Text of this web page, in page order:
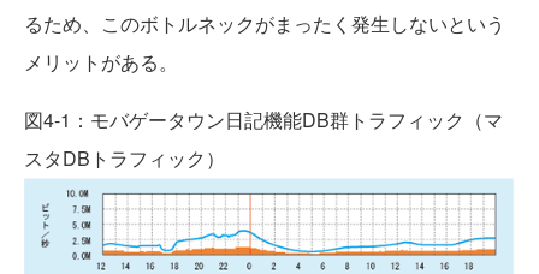
るため、このボトルネックがまったく発生しないという
メリットがある。
図4-1：モバゲータウン日記機能DB群トラフィック（マ
スタDBトラフィック）